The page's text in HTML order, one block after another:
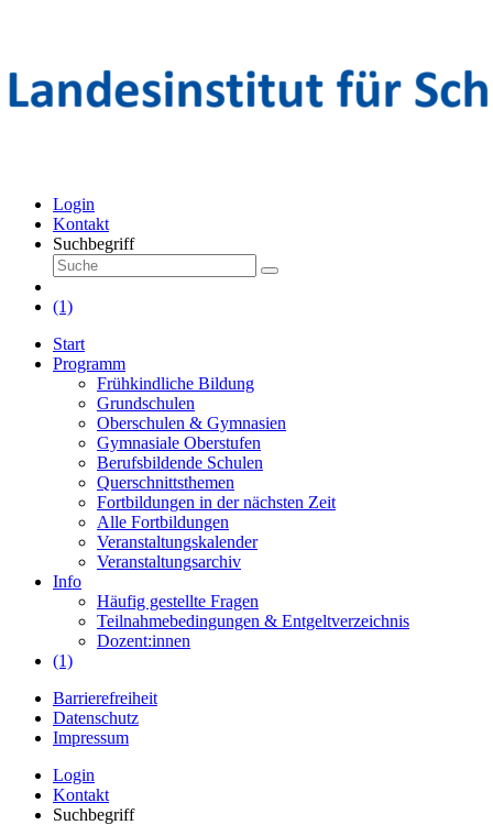
Login
Kontakt
Suchbegriff
(1)
Start
Programm
Frühkindliche Bildung
Grundschulen
Oberschulen & Gymnasien
Gymnasiale Oberstufen
Berufsbildende Schulen
Querschnittsthemen
Fortbildungen in der nächsten Zeit
Alle Fortbildungen
Veranstaltungskalender
Veranstaltungsarchiv
Info
Häufig gestellte Fragen
Teilnahmebedingungen & Entgeltverzeichnis
Dozent:innen
(1)
Barrierefreiheit
Datenschutz
Impressum
Login
Kontakt
Suchbegriff